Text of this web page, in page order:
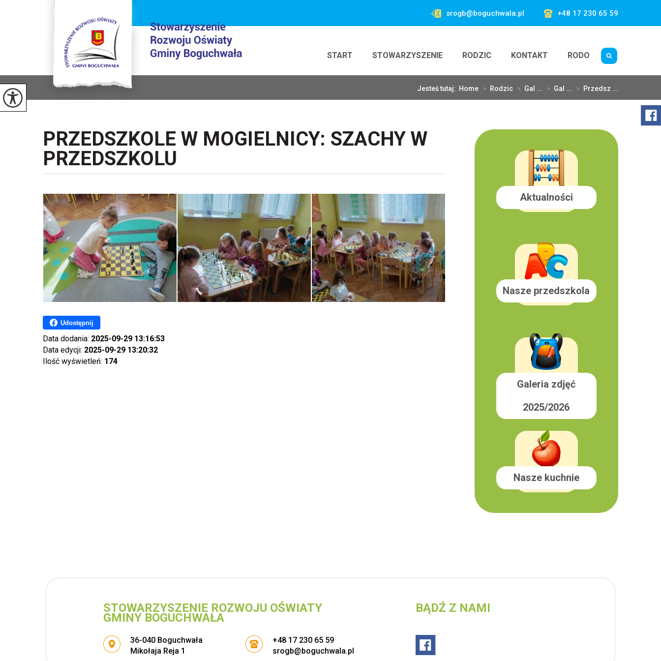
srogb@boguchwala.pl +48 17 230 65 59
START STOWARZYSZENIE RODZIC KONTAKT RODO
Jesteś tutaj: Home > Rodzic > Gal ... > Gal ... > Przedsz ...
PRZEDSZKOLE W MOGIELNICY: SZACHY W
PRZEDSZKOLU
Udostępnij
Data dodania: 2025-09-29 13:16:53
Data edycji: 2025-09-29 13:20:32
Ilość wyświetleń: 174
Aktualności
Nasze przedszkola
Galeria zdjęć
2025/2026
Nasze kuchnie
STOWARZYSZENIE ROZWOJU OŚWIATY
GMINY BOGUCHWAŁA
Adres pocztowy:
36-040 Boguchwała
Mikołaja Reja 1
+48 17 230 65 59
srogb@boguchwala.pl
BĄDŹ Z NAMI